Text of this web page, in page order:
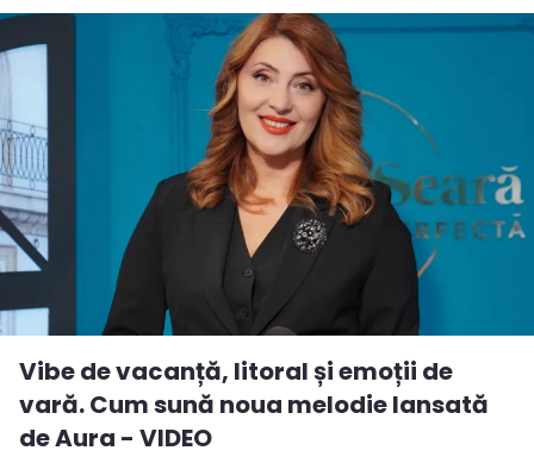
Vibe de vacanță, litoral și emoții de
vară. Cum sună noua melodie lansată
de Aura - VIDEO